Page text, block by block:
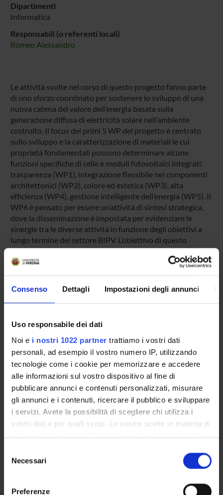
Consenso Dettagli Impostazioni degli annunci
Uso responsabile dei dati
Noi e i nostri 1022 partner trattiamo i vostri dati
personali, ad esempio il vostro numero IP, utilizzando
tecnologie come i cookie per memorizzare e accedere
alle informazioni sul vostro dispositivo al fine di
pubblicare annunci e contenuti personalizzati, misurare
gli annunci e i contenuti, ricercare il pubblico e sviluppare
i servizi. Avete la possibilità di scegliere chi utilizza i
vostri dati e per quali scopi. Le vostre scelte in materia di
privacy sono applicabili solo su questa proprietà digitale
modificare o revocare il proprio consenso in qualsiasi
momento dalla Dichiarazione sui cookie o facendo clic
delNecessari
Preferenze
Dipartimenti
Informatica
Responsabili (o referenti locali)
Romeo Alessandro
Le attività svolte nel corso di questo progetto fanno parte
di uno sforzo coordinato per sostenere lo sviluppo di una
nuova catena del valore dell’energia basata sulla
generazione diffusa di elettricità solare nell’ambiente
costruito. Il focus dei primi 5 WP del progetto è centrato
sullo sviluppo e la caratterizzazione di materiali le cui
proprietà fondamentali possono determinare alcune
funzioni specifiche di celle e moduli fotovoltaici integrati:
trasparenza (WP1), integrazione flessibile nei componenti
architettonici (WP2), colore ed estetica (WP3), alta
efficienza (WP4), gestione intelligente dell’energia (WP5). Il
WP6 è pensato per essere un’attività di sintesi strategica,
dove la disseminazione è impostata per evidenziare le
sinergie tra le diverse attività in funzione degli obiettivi a
lungo termine del settore BIPV. L’obiettivo di questo
progetto è quello di fungere da trampolino di lancio per la
creazione di una partnership strategica nazionale a lungo
ENTI FINANZIATORI:
Università degli Studi di MILANO-BICOCCA
Finanziamento:assegnato e gestito dal Dipartimento
PARTECIPANTI AL PROGETTO
Alessandro Romeo
Professore ordinario
AREE DI RICERCA COINVOLTE DAL PROGETTO